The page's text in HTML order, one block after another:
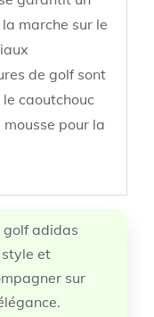
marche sur le
de golf sont
caoutchouc
pour la
golf adidas
style et
sur